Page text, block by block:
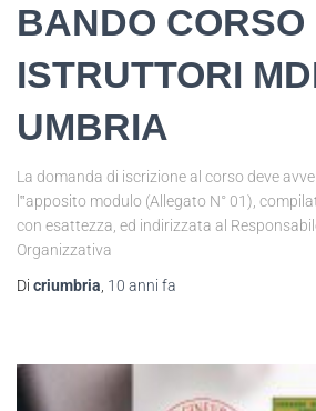
BANDO CORSO
ISTRUTTORI
UMBRIA
La domanda di iscrizione al corso deve
l‟apposito modulo (Allegato N° 01),
con esattezza, ed indirizzata al
Organizzativa
Di criumbria, 10 anni fa